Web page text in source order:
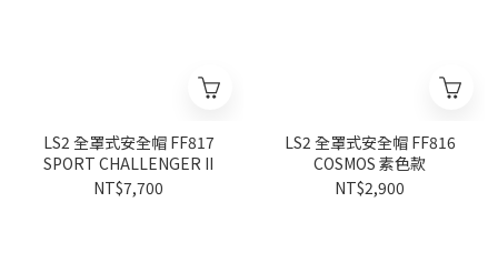
LS2 全罩式安全帽 FF817
SPORT CHALLENGER II
NT$7,700
LS2 全罩式安全帽 FF816
COSMOS 素色款
NT$2,900